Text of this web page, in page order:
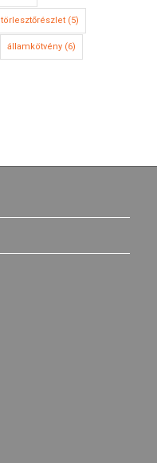
törlesztőrészlet(5)
államkötvény(6)